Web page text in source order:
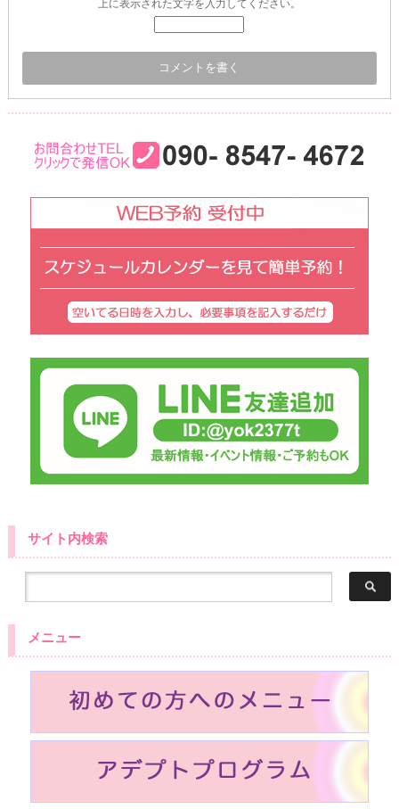
上に表示された文字を入力してください。
サイト内検索
メニュー